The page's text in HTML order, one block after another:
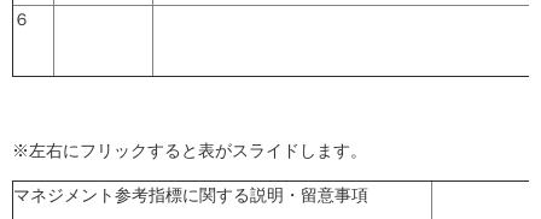
６
※左右にフリックすると表がスライドします。
マネジメント参考指標に関する説明・留意事項